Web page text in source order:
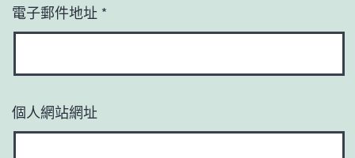
電子郵件地址 *
個人網站網址